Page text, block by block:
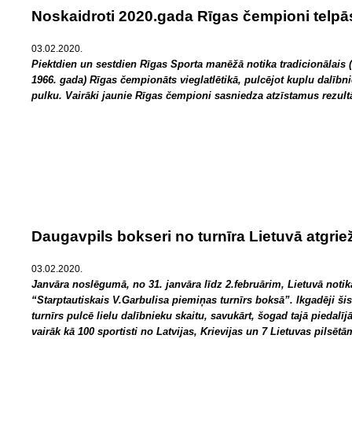
Noskaidroti 2020.gada Rīgas čempioni
03.02.2020.
Piektdien un sestdien Rīgas Sporta manēžā notika tradicionālais
1966. gada) Rīgas čempionāts vieglatlētikā, pulcējot kuplu
pulku. Vairāki jaunie Rīgas čempioni sasniedza atzīstamus
Daugavpils bokseri no turnīra Lietuvā
03.02.2020.
Janvāra noslēgumā, no 31. janvāra līdz 2.februārim, Lietuvā
“Starptautiskais V.Garbulisa piemiņas turnīrs boksā”. Ikgadēji šis
turnīrs pulcē lielu dalībnieku skaitu, savukārt, šogad tajā
vairāk kā 100 sportisti no Latvijas, Krievijas un 7 Lietuvas